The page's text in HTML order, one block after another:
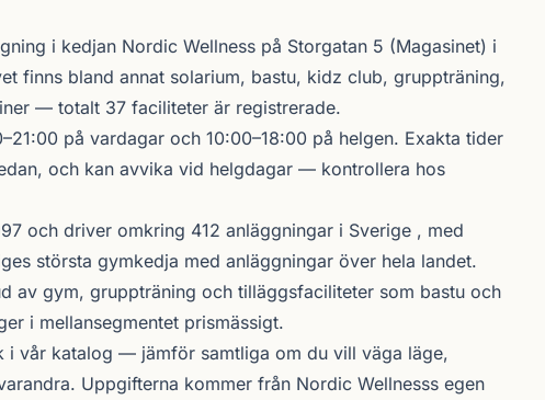
i kedjan Nordic Wellness på Storgatan 5 (Magasinet) i
finns bland annat solarium, bastu, kidz club, gruppträning,
— totalt 37 faciliteter är registrerade.
på vardagar och 10:00–18:00 på helgen. Exakta tider
och kan avvika vid helgdagar — kontrollera hos
och driver omkring 412 anläggningar i Sverige , med
största gymkedja med anläggningar över hela landet.
av gym, gruppträning och tilläggsfaciliteter som bastu och
i mellansegmentet prismässigt.
i vår katalog — jämför samtliga om du vill väga läge,
Uppgifterna kommer från Nordic Wellnesss egen